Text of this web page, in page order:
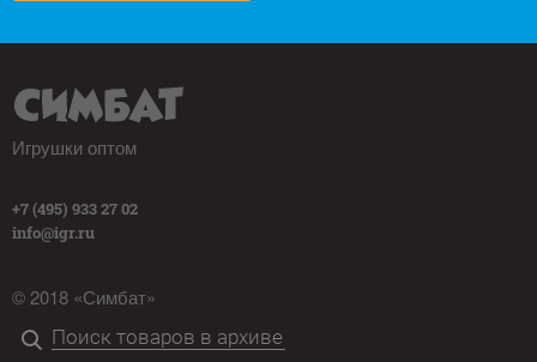
Игрушки оптом
+7 (495) 933 27 02
info@igr.ru
© 2018 «Симбат»